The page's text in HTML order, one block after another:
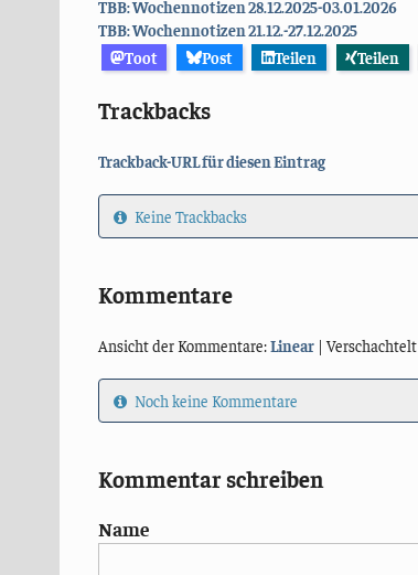
TBB: Wochennotizen 28.12.2025-03.01.2026
TBB: Wochennotizen 21.12.-27.12.2025
Toot
Post Teilen Teilen
Trackbacks
Trackback-URL für diesen Eintrag
Keine Trackbacks
Kommentare
Ansicht der Kommentare:Linear| Verschachtelt
Noch keine Kommentare
Kommentar schreiben
Name